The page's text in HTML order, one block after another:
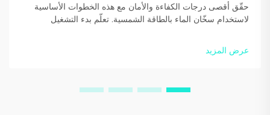
حقّق أقصى درجات الكفاءة والأمان مع هذه الخطوات الأساسية
لاستخدام سخّان الماء بالطاقة الشمسية. تعلّم بدء التشغيل
توفير الطاقة اليوم.
عرض المزيد